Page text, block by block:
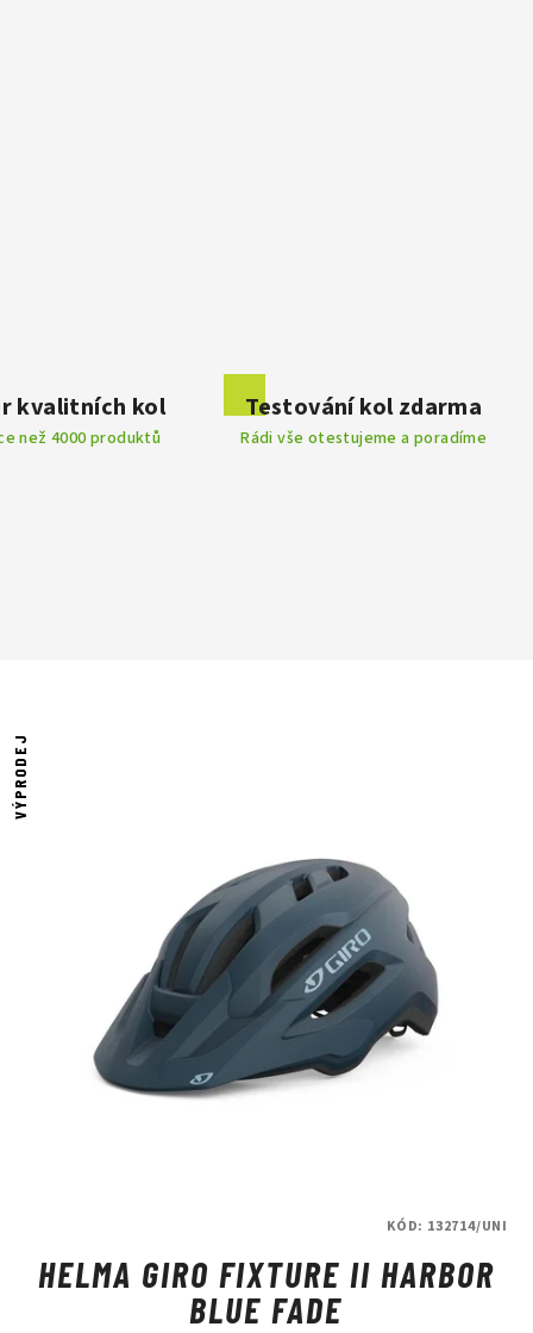
kvalitních kol
než 4000 produktů
Testování kol zdarma
Rádi vše otestujeme a poradíme
VÝPRODEJ
HELMA GIRO FIXTURE II HARBOR
BLUE FADE
KÓD: 132714/UNI